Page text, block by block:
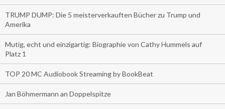
TRUMP DUMP: Die 5 meisterverkauften Bücher zu Trump und
Amerika
Mutig, echt und einzigartig: Biographie von Cathy Hummels auf
Platz 1
TOP 20 MC Audiobook Streaming by BookBeat
Jan Böhmermann an Doppelspitze